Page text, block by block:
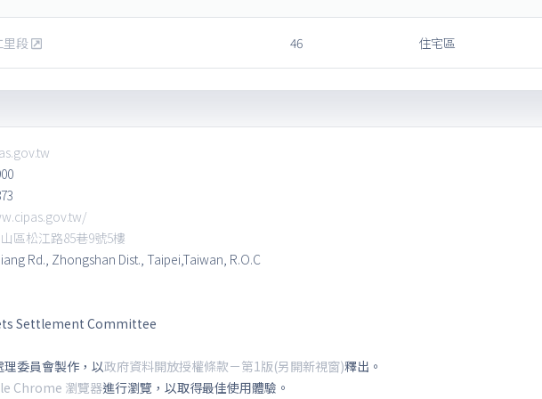
里段 46 住宅區
區松江路85巷9號5樓
Rd., Zhongshan Dist., Taipei,Taiwan, R.O.C
Settlement Committee
委員會製作，以政府資料開放授權條款－第1版(另開新視窗)釋出。
Chrome 瀏覽器進行瀏覽，以取得最佳使用體驗。